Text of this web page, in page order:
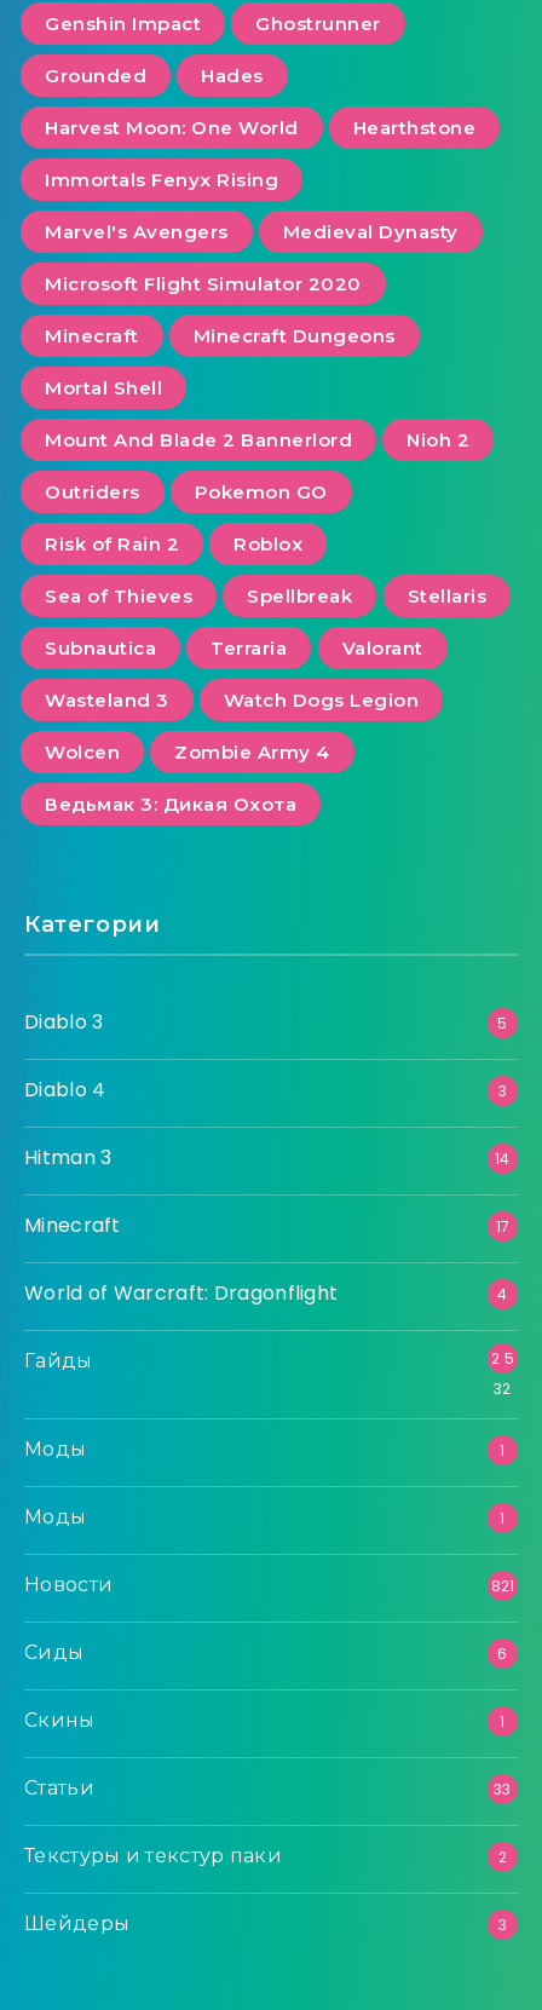
Genshin Impact Ghostrunner
Grounded Hades
Harvest Moon: One World Hearthstone
Immortals Fenyx Rising
Marvel's Avengers Medieval Dynasty
Microsoft Flight Simulator 2020
Minecraft Minecraft Dungeons
Mortal Shell
Mount And Blade 2 Bannerlord Nioh 2
Outriders Pokemon GO
Risk of Rain 2 Roblox
Sea of ​​Thieves Spellbreak Stellaris
Subnautica Terraria Valorant
Wasteland 3 Watch Dogs Legion
Wolcen Zombie Army 4
Ведьмак 3: Дикая Охота
Категории
Diablo 3 5
Diablo 4 3
Hitman 3 14
Minecraft 17
World of Warcraft: Dragonflight 4
Гайды
2 5
32
Моды 1
Моды 1
Новости 821
Сиды 6
Скины 1
Статьи 33
Текстуры и текстур паки 2
Шейдеры 3